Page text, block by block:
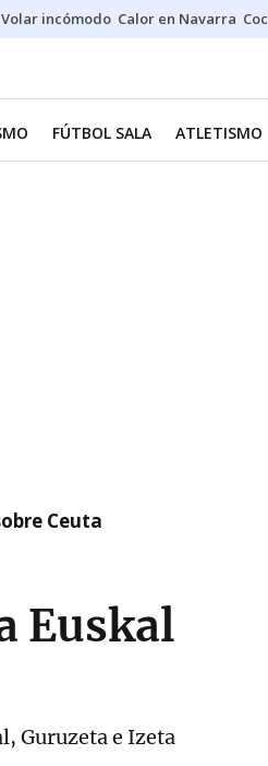
Volar incómodo Calor en Navarra
FÚTBOL SALA ATLETISMO
Ceuta
Euskal
Guruzeta e Izeta